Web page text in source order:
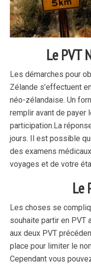
Le PVT
Les démarches pour
Zélande s’effectuent
néo-zélandaise. Un
remplir avant de payer
participation.La
jours. Il est possible
des examens
voyages et de votre
Le
Les choses se
souhaite partir en PVT
aux deux PVT
place pour limiter le
Cependant vous